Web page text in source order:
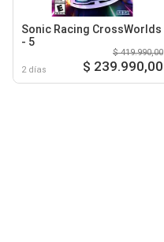
Sonic Racing CrossWorlds
- 5
2 días
$ 419.990,00
$ 239.990,00